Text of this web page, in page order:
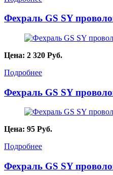
Фехраль GS SY
Цена: 2 320 Руб.
Подробнее
Фехраль GS SY
Цена: 95 Руб.
Подробнее
Фехраль GS SY